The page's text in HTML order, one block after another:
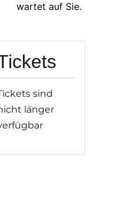
wartet auf Sie.
sind
länger